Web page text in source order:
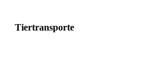
Tiertransporte